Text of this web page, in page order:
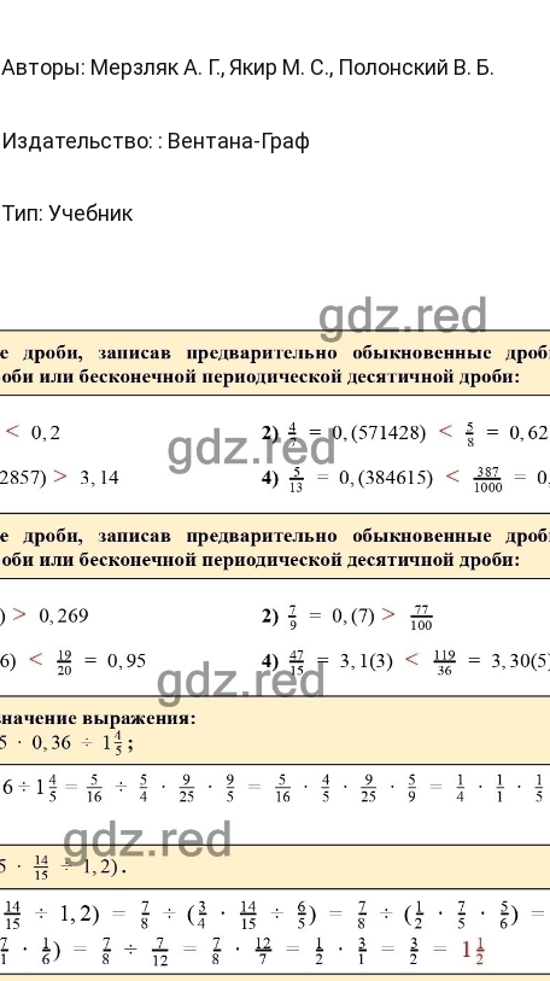
Авторы: Мерзляк А. Г., Якир М. С., Полонский В. Б.
Издательство: : Вентана-Граф
Тип: Учебник